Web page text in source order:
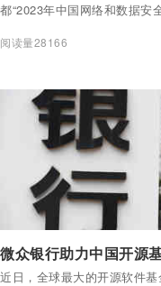
都“2023年中国网络和数据安
术与系统”成功入选。该系统
险治理和安全建设等方面为
方案。
阅读量28166
近日，全球最大的开源软件